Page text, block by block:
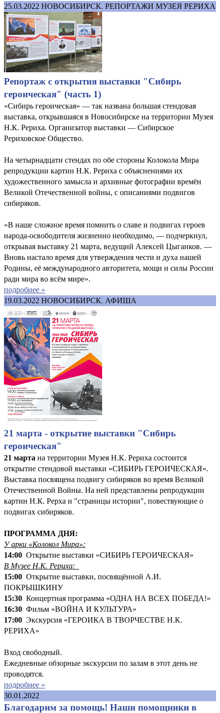
25.03.2022 НОВОСИБИРСК. РЕПОРТАЖИ МУЗЕЯ РЕРИХА
Репортаж с открытия выставки "Сибирь
героическая" (часть 1)
«Сибирь героическая» — так названа большая стендовая
выставка, открывшаяся в Новосибирске на территории Музея
Н.К. Рериха. Организатор выставки — Сибирское
Рериховское Общество.
На четырнадцати стендах по обе стороны Колокола Мира
репродукции картин Н.К. Рериха с объяснениями их
художественного замысла и архивные фотографии времён
Великой Отечественной войны, с описаниями подвигов
сибиряков.
«В наше сложное время помнить о славе и подвигах героев
народа-освободителя жизненно необходимо, — подчеркнул,
открывая выставку 21 марта, ведущий Алексей Цыганков. —
Вновь настало время для утверждения чести и духа нашей
Родины, её международного авторитета, мощи и силы России
ради мира во всём мире».
подробнее »
19.03.2022 НОВОСИБИРСК. АФИША
21 марта - открытие выставки "Сибирь
героическая"
21 марта на территории Музея Н.К. Рериха состоится
открытие стендовой выставки «СИБИРЬ ГЕРОИЧЕСКАЯ».
Выставка посвящена подвигу сибиряков во время Великой
Отечественной Войны. На ней представлены репродукции
картин Н.К. Рерха и "страницы истории", повествующие о
подвигах сибиряков.
ПРОГРАММА ДНЯ:
У арки «Колокол Мира»:
14:00 Открытие выставки «СИБИРЬ ГЕРОИЧЕСКАЯ»
В Музее Н.К. Рериха:
15:00 Открытие выставки, посвящённой А.И.
ПОКРЫШКИНУ
15:30 Концертная программа «ОДНА НА ВСЕХ ПОБЕДА!»
16:30 Фильм «ВОЙНА И КУЛЬТУРА»
17:00 Экскурсия «ГЕРОИКА В ТВОРЧЕСТВЕ Н.К.
РЕРИХА»
Вход свободный.
Ежедневные обзорные экскурсии по залам в этот день не
проводятся.
подробнее »
30.01.2022
Благодарим за помощь! Наши помощники в